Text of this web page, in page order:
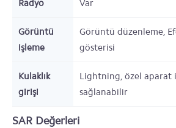
Radyo Var
Görüntü
işleme
Görüntü düzenleme,
gösterisi
Kulaklık
girişi
Lightning, özel aparat
sağlanabilir
SAR Değerleri